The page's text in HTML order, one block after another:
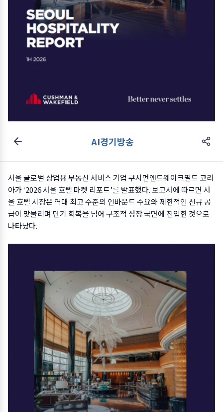
AI경기방송
서울 글로벌 상업용 부동산 서비스 기업 쿠시먼앤드웨이크필드 코리
아가 ‘2026 서울 호텔 마켓 리포트’를 발표했다. 보고서에 따르면 서
울 호텔 시장은 역대 최고 수준의 인바운드 수요와 제한적인 신규 공
급이 맞물리며 단기 회복을 넘어 구조적 성장 국면에 진입한 것으로
나타났다.